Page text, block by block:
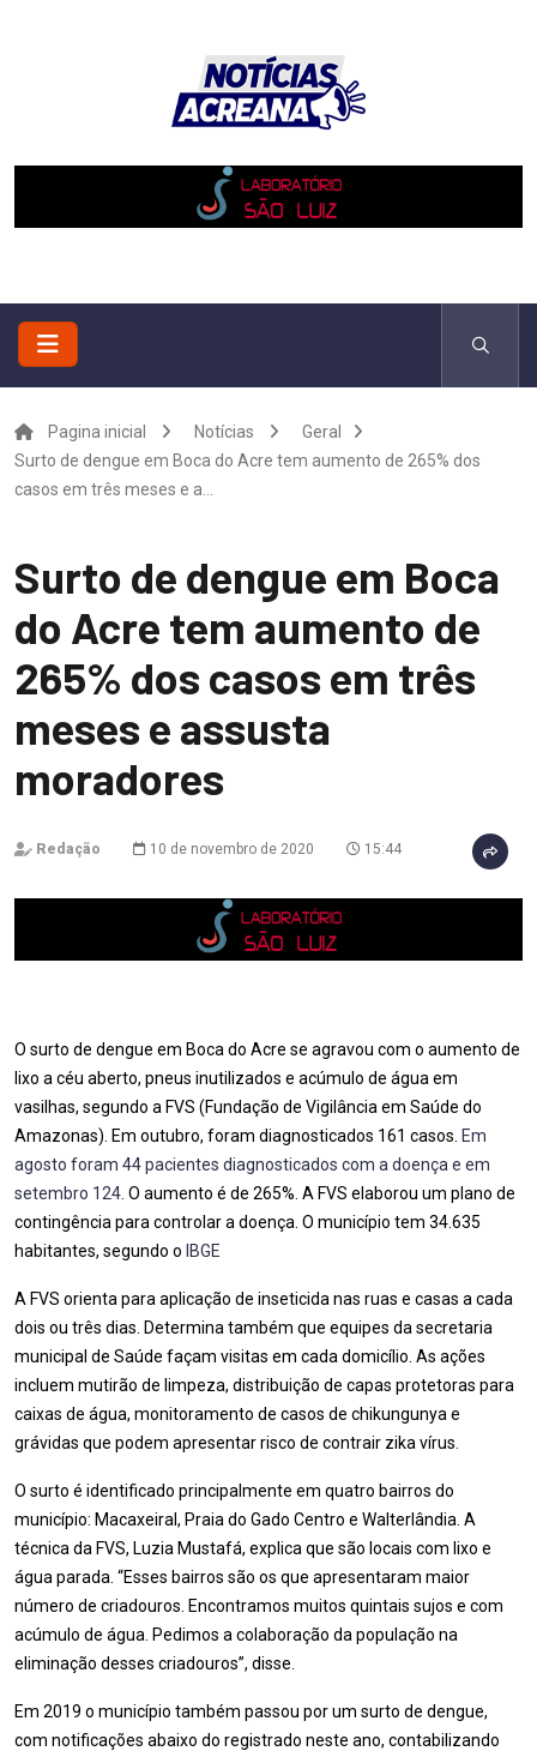
Pagina inicial Notícias
Geral
Surto de dengue em Boca do Acre tem aumento de 265% dos
casos em três meses e a...
Surto de dengue em Boca
do Acre tem aumento de
265% dos casos em três
meses e assusta
moradores
Redação 10 de novembro de 2020 15:44
O surto de dengue em Boca do Acre se agravou com o aumento de
lixo a céu aberto, pneus inutilizados e acúmulo de água em
vasilhas, segundo a FVS (Fundação de Vigilância em Saúde do
Amazonas). Em outubro, foram diagnosticados 161 casos. Em
agosto foram 44 pacientes diagnosticados com a doença e em
setembro 124 . O aumento é de 265%. A FVS elaborou um plano de
contingência para controlar a doença. O município tem 34.635
habitantes, segundo o IBGE
A FVS orienta para aplicação de inseticida nas ruas e casas a cada
dois ou três dias. Determina também que equipes da secretaria
municipal de Saúde façam visitas em cada domicílio. As ações
incluem mutirão de limpeza, distribuição de capas protetoras para
caixas de água, monitoramento de casos de chikungunya e
grávidas que podem apresentar risco de contrair zika vírus.
O surto é identificado principalmente em quatro bairros do
município: Macaxeiral, Praia do Gado Centro e Walterlândia. A
técnica da FVS, Luzia Mustafá, explica que são locais com lixo e
água parada. “Esses bairros são os que apresentaram maior
número de criadouros. Encontramos muitos quintais sujos e com
acúmulo de água. Pedimos a colaboração da população na
eliminação desses criadouros”, disse.
Em 2019 o município também passou por um surto de dengue,
com notificações abaixo do registrado neste ano, contabilizando